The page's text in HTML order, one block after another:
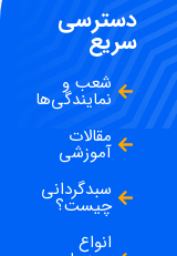
دسترسی
سریع
شعب و
نمایندگی‌ها
مقالات
آموزشی
سبدگردانی
چیست؟
انواع